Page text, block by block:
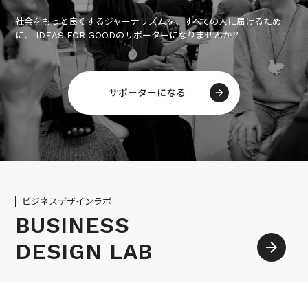
社会をもっと良くするジャーナリズムを、すべての人に届けるため
に、 IDEAS FOR GOODのサポーターになりませんか？
サポーターになる
ビジネスデザインラボ
BUSINESS
DESIGN LAB